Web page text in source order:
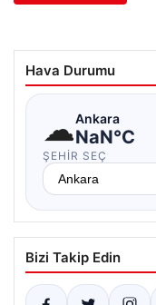
Hava Durumu
☁Ankara
NaN°C
ŞEHIR SEÇ
Bizi Takip Edin